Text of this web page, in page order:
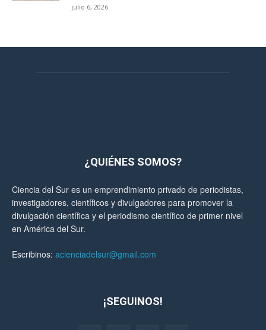
julio 6, 2026
¿QUIÉNES SOMOS?
Ciencia del Sur es un emprendimiento privado de periodistas,
investigadores, científicos y divulgadores para promover la
divulgación científica y el periodismo científico de primer nivel
en América del Sur.
Escribinos: acienciadelsur@gmail.com
¡SEGUINOS!